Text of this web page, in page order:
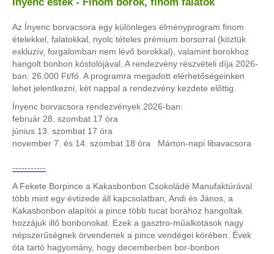
Az Ínyenc borvacsora egy különleges élményprogram finom
ételekkel, falatokkal, nyolc tételes prémium borsorral (köztük
exkluzív, forgalomban nem lévő borokkal), valamint borokhoz
hangolt bonbon kóstolójával. A rendezvény részvételi díja 2026-
ban: 26.000 Ft/fő. A programra megadott elérhetőségeinken
lehet jelentkezni, két nappal a rendezvény kezdete előttig.
Ínyenc borvacsora rendezvények 2026-ban:
február 28. szombat 17 óra
június 13. szombat 17 óra
november 7. és 14. szombat 18 óra Márton-napi libavacsora
-----------
A Fekete Borpince a Kakasbonbon Csokoládé Manufaktúrával
több mint egy évtizede áll kapcsolatban, Andi és János, a
Kakasbonbon alapítói a pince több tucat borához hangoltak
hozzájuk illő bonbonokat. Ezek a gasztro-műalkotások nagy
népszerűségnek örvendenek a pince vendégei körében. Évek
óta tartó hagyomány, hogy decemberben bor-bonbon